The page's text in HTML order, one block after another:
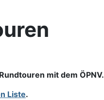
mit dem ÖPNV.
Liste.